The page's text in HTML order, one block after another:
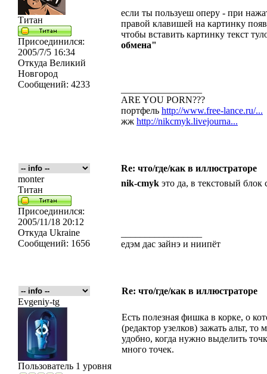
Титан
Присоединился:
2005/7/5 16:34
Откуда Великий
Новгород
Сообщений: 4233
если ты пользуеш оперу - при
правой клавишей на картинку
чтобы вставить картинку текст
обмена"
ARE YOU PORN???
портфель http://www.free-lance.ru/...
жж http://nikcmyk.livejourna...
Re: что/где/как в иллюстраторе
monter
Титан
Присоединился:
2005/11/18 20:12
Откуда Ukraine
Сообщений: 1656
nik-cmyk это да, в текстовый блок
едэм дас зайнэ и ниипёт
Re: что/где/как в иллюстраторе
Evgeniy-tg
Пользователь 1 уровня
Есть полезная фишка в корке, о
(редактор узелков) зажать альт,
удобно, когда нужно выделить
много точек.